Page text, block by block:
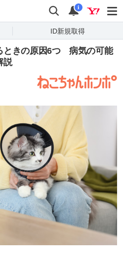
検索 通知
i
ID新規取得
ときの原因6つ 病気の可能
説